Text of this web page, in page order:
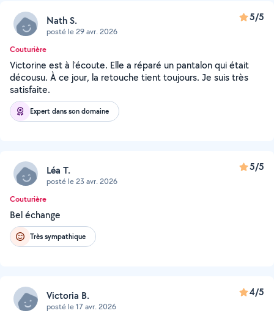
Nath S.
posté le 29 avr. 2026
5/5
Couturière
Victorine est à l'écoute. Elle a réparé un pantalon qui était
décousu. À ce jour, la retouche tient toujours. Je suis très
satisfaite.
Expert dans son domaine
Léa T.
posté le 23 avr. 2026
5/5
Couturière
Bel échange
Très sympathique
Victoria B.
posté le 17 avr. 2026
4/5